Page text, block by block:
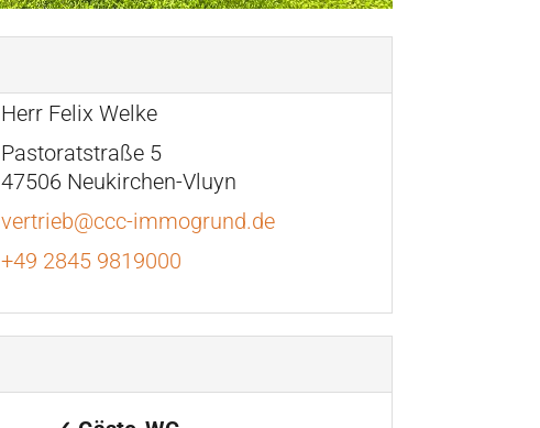
Herr Felix Welke
Pastoratstraße 5
47506 Neukirchen-Vluyn
vertrieb@ccc-immogrund.de
+49 2845 9819000